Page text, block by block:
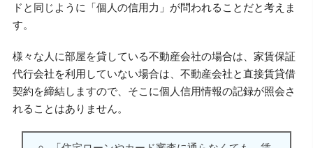
ドと同じように「個人の信用力」が問われることだと考えま
す。
様々な人に部屋を貸している不動産会社の場合は、家賃保証
代行会社を利用していない場合は、不動産会社と直接賃貸借
契約を締結しますので、そこに個人信用情報の記録が照会さ
れることはありません。